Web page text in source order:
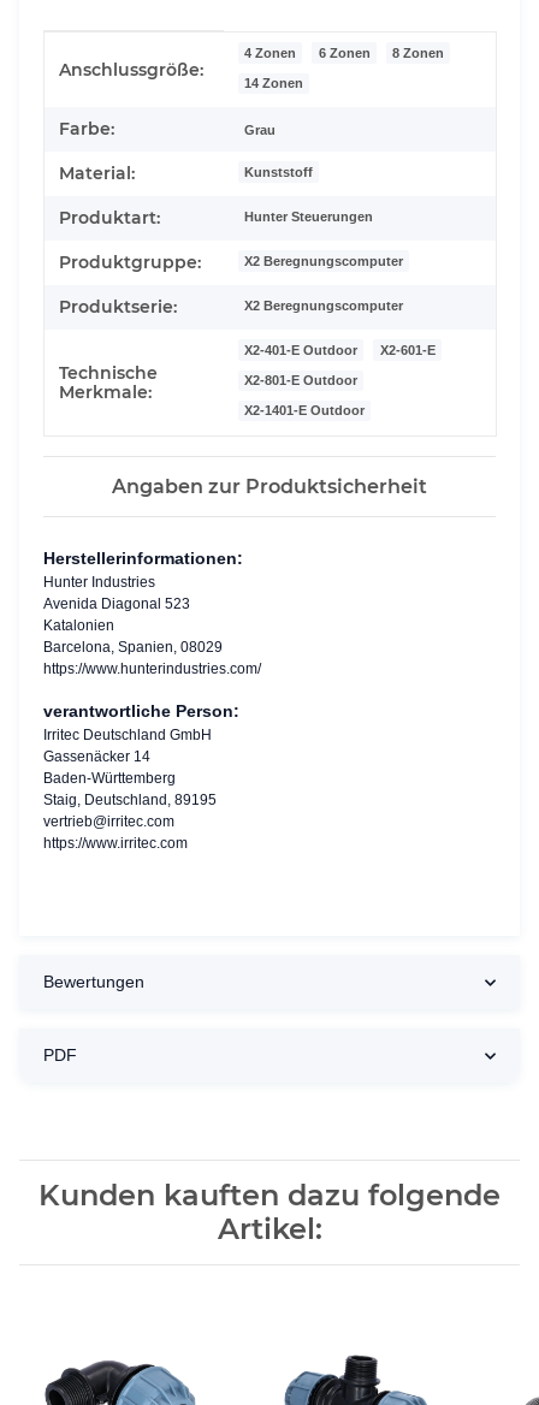
Anschlussgröße:
4 Zonen 6 Zonen 8 Zonen
14 Zonen
Farbe: Grau
Material: Kunststoff
Produktart: Hunter Steuerungen
Produktgruppe: X2 Beregnungscomputer
Produktserie: X2 Beregnungscomputer
Technische
Merkmale:
X2-401-E Outdoor X2-601-E
X2-801-E Outdoor
X2-1401-E Outdoor
Angaben zur Produktsicherheit
Herstellerinformationen:
Hunter Industries
Avenida Diagonal 523
Katalonien
Barcelona, Spanien, 08029
https://www.hunterindustries.com/
verantwortliche Person:
Irritec Deutschland GmbH
Gassenäcker 14
Baden-Württemberg
Staig, Deutschland, 89195
vertrieb@irritec.com
https://www.irritec.com
Bewertungen
PDF
Kunden kauften dazu folgende
Artikel: